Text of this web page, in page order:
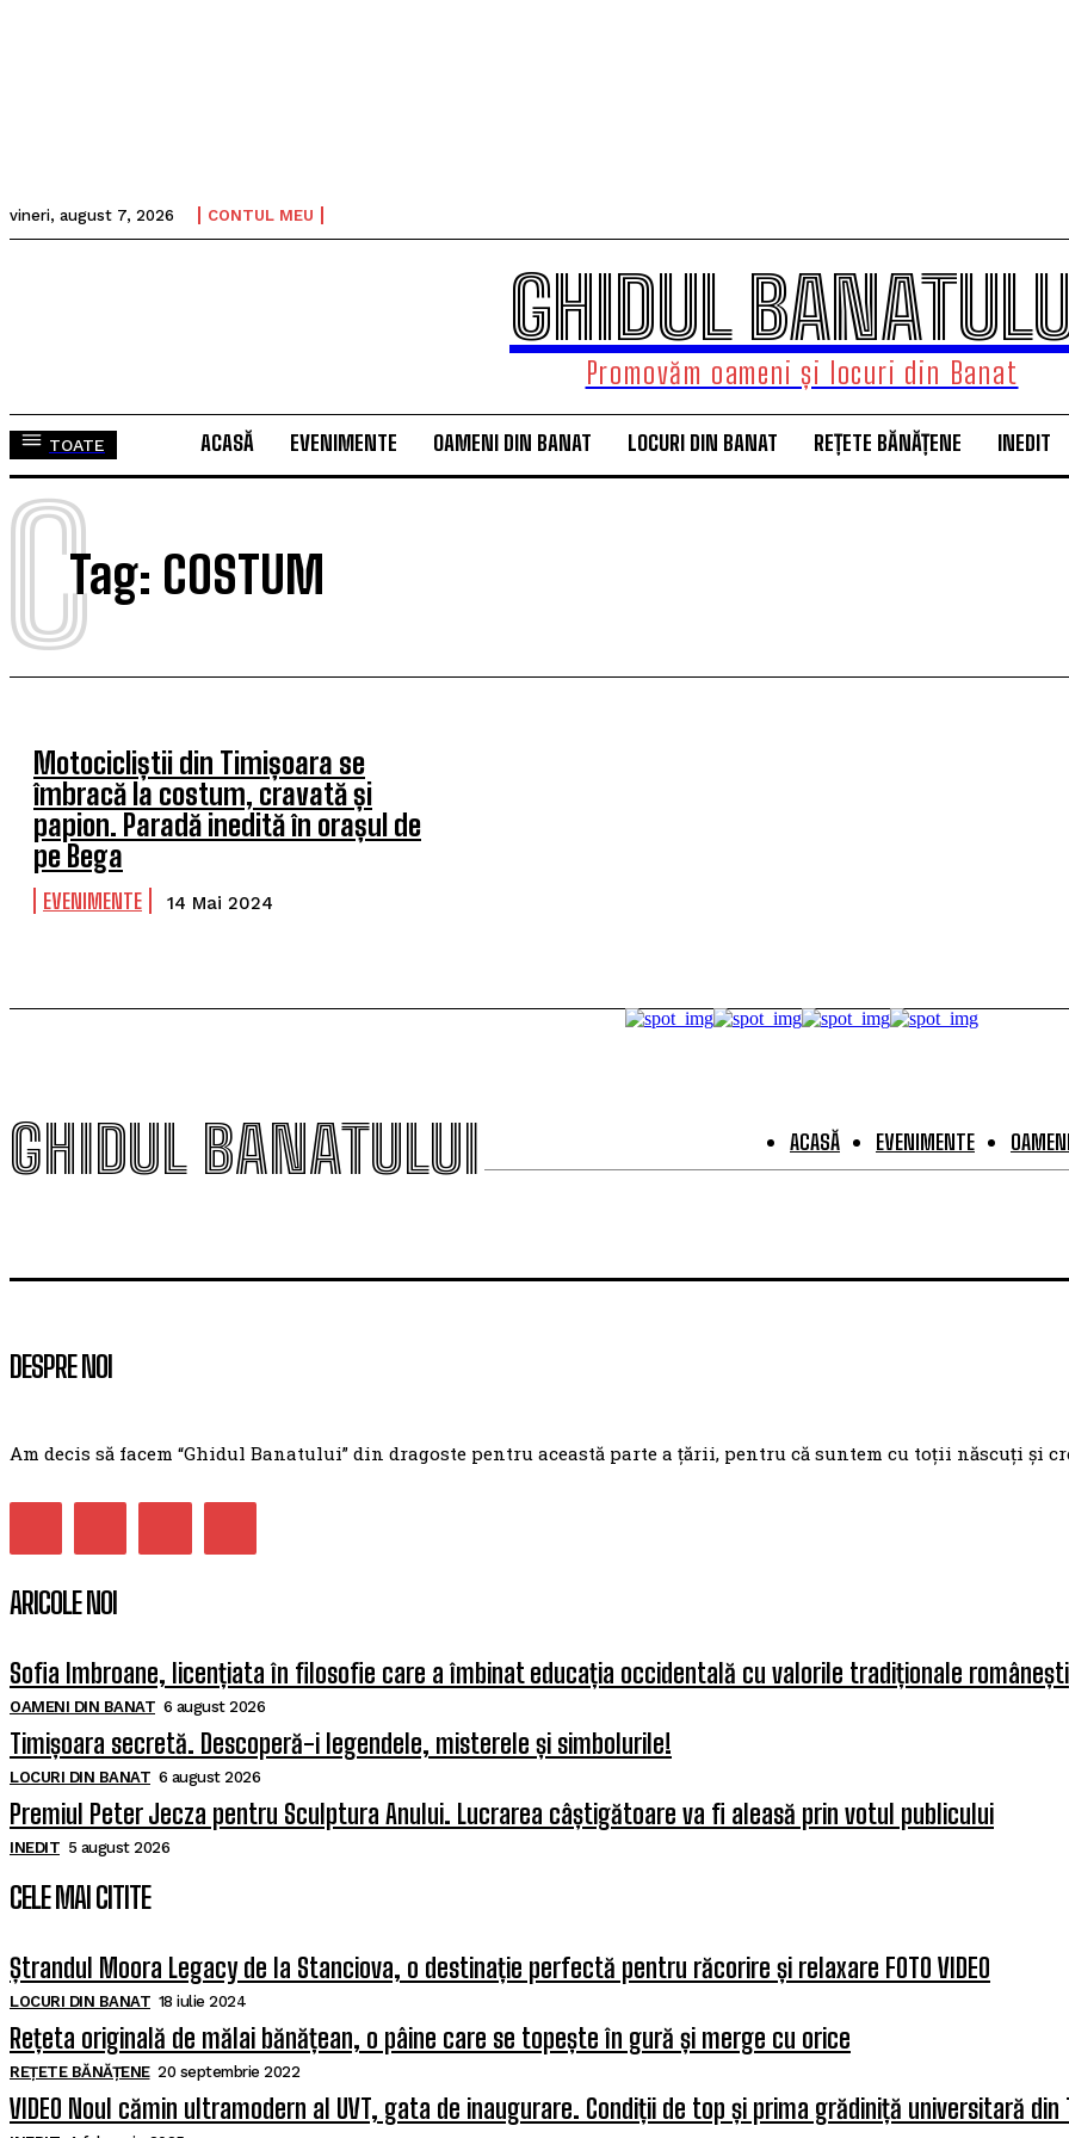
vineri, august 7, 2026 CONTUL MEU
GHIDUL
Promovăm oameni și locuri din Banat
TOATE ACASĂ EVENIMENTE OAMENI DIN BANAT LOCURI DIN BANAT REȚETE BĂNĂȚENE INEDIT
Tag: COSTUM
C
Motocicliștii din Timișoara se
îmbracă la costum, cravată și
papion. Paradă inedită în orașul de
pe Bega
EVENIMENTE 14 Mai 2024
GHIDUL BANATULUI ACASĂ EVENIMENTE
DESPRE NOI
Am decis să facem “Ghidul Banatului” din dragoste pentru această parte a țării, pentru că suntem cu toții născuți și
ARICOLE NOI
Sofia Imbroane, licențiata în filosofie care a îmbinat educația occidentală cu valorile tradiționale românești
OAMENI DIN BANAT 6 august 2026
Timișoara secretă. Descoperă-i legendele, misterele și simbolurile!
LOCURI DIN BANAT 6 august 2026
Premiul Peter Jecza pentru Sculptura Anului. Lucrarea câștigătoare va fi aleasă prin votul publicului
INEDIT 5 august 2026
CELE MAI CITITE
Ștrandul Moora Legacy de la Stanciova, o destinație perfectă pentru răcorire și relaxare FOTO VIDEO
LOCURI DIN BANAT 18 iulie 2024
Rețeta originală de mălai bănățean, o pâine care se topește în gură și merge cu orice
REȚETE BĂNĂȚENE 20 septembrie 2022
VIDEO Noul cămin ultramodern al UVT, gata de inaugurare. Condiții de top și prima grădiniță universitară din